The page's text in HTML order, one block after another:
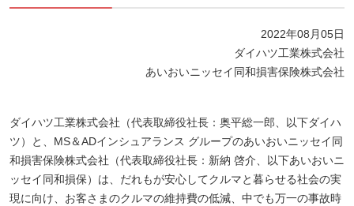
2022年08月05日
ダイハツ工業株式会社
あいおいニッセイ同和損害保険株式会社
ダイハツ工業株式会社（代表取締役社長：奥平総一郎、以下ダイハ
ツ）と、MS＆ADインシュアランス グループのあいおいニッセイ同
和損害保険株式会社（代表取締役社長：新納 啓介、以下あいおいニ
ッセイ同和損保）は、だれもが安心してクルマと暮らせる社会の実
現に向け、お客さまのクルマの維持費の低減、中でも万一の事故時